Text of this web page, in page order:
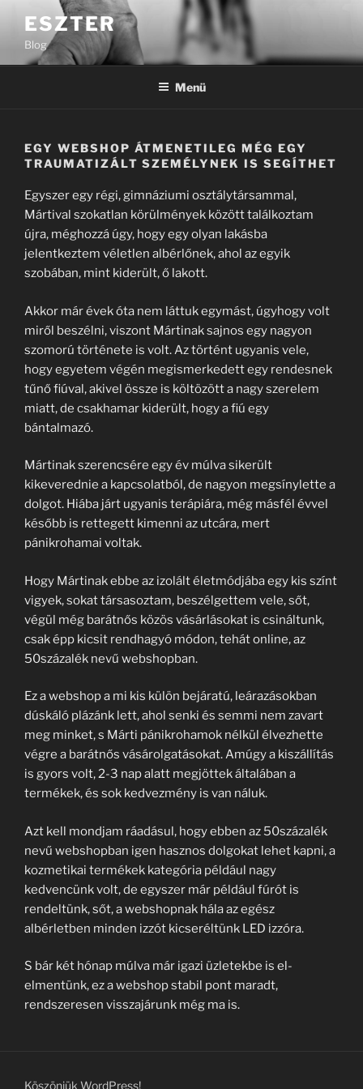
Tartalomhoz
ESZTER
Blog
Menü
EGY WEBSHOP ÁTMENETILEG MÉG EGY
TRAUMATIZÁLT SZEMÉLYNEK IS SEGÍTHET
Egyszer egy régi, gimnáziumi osztálytársammal,
Mártival szokatlan körülmények között találkoztam
újra, méghozzá úgy, hogy egy olyan lakásba
jelentkeztem véletlen albérlőnek, ahol az egyik
szobában, mint kiderült, ő lakott.
Akkor már évek óta nem láttuk egymást, úgyhogy volt
miről beszélni, viszont Mártinak sajnos egy nagyon
szomorú története is volt. Az történt ugyanis vele,
hogy egyetem végén megismerkedett egy rendesnek
tűnő fiúval, akivel össze is költözött a nagy szerelem
miatt, de csakhamar kiderült, hogy a fiú egy
bántalmazó.
Mártinak szerencsére egy év múlva sikerült
kikeverednie a kapcsolatból, de nagyon megsínylette a
dolgot. Hiába járt ugyanis terápiára, még másfél évvel
később is rettegett kimenni az utcára, mert
pánikrohamai voltak.
Hogy Mártinak ebbe az izolált életmódjába egy kis színt
vigyek, sokat társasoztam, beszélgettem vele, sőt,
végül még barátnős közös vásárlásokat is csináltunk,
csak épp kicsit rendhagyó módon, tehát online, az
50százalék nevű webshopban.
Ez a webshop a mi kis külön bejáratú, leárazásokban
dúskáló plázánk lett, ahol senki és semmi nem zavart
meg minket, s Márti pánikrohamok nélkül élvezhette
végre a barátnős vásárolgatásokat. Amúgy a kiszállítás
is gyors volt, 2-3 nap alatt megjöttek általában a
termékek, és sok kedvezmény is van náluk.
Azt kell mondjam ráadásul, hogy ebben az 50százalék
nevű webshopban igen hasznos dolgokat lehet kapni, a
kozmetikai termékek kategória például nagy
kedvencünk volt, de egyszer már például fúrót is
rendeltünk, sőt, a webshopnak hála az egész
albérletben minden izzót kicseréltünk LED izzóra.
S bár két hónap múlva már igazi üzletekbe is el-
elmentünk, ez a webshop stabil pont maradt,
rendszeresen visszajárunk még ma is.
Köszönjük WordPress!